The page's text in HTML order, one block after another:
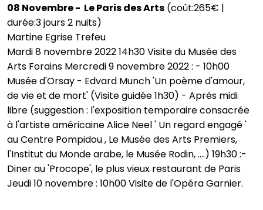
08 Novembre - Le Paris des Arts (coût:265€ |
durée:3 jours 2 nuits)
Martine Egrise Trefeu
Mardi 8 novembre 2022 14h30 Visite du Musée des
Arts Forains Mercredi 9 novembre 2022 : - 10h00
Musée d'Orsay - Edvard Munch 'Un poème d'amour,
de vie et de mort' (Visite guidée 1h30) - Après midi
libre (suggestion : l'exposition temporaire consacrée
à l'artiste américaine Alice Neel ' Un regard engagé '
au Centre Pompidou , Le Musée des Arts Premiers,
l'Institut du Monde arabe, le Musée Rodin, ....) 19h30 :-
Diner au 'Procope', le plus vieux restaurant de Paris
Jeudi 10 novembre : 10h00 Visite de l'Opéra Garnier.